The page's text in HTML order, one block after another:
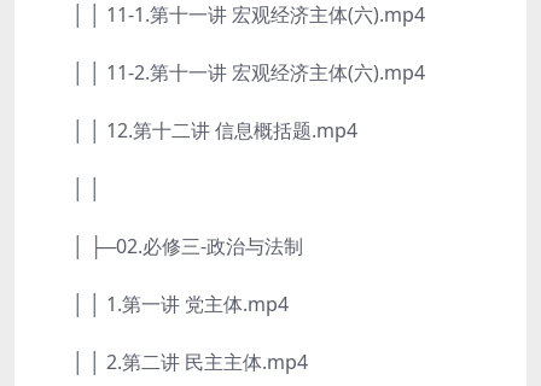
│ │ 11-1.第十一讲 宏观经济主体(六).mp4
│ │ 11-2.第十一讲 宏观经济主体(六).mp4
│ │ 12.第十二讲 信息概括题.mp4
│ ├─02.必修三-政治与法制
│ │ 1.第一讲 党主体.mp4
│ │ 2.第二讲 民主主体.mp4